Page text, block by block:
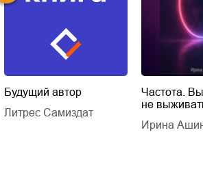
Будущий автор
Литрес Самиздат
Частота.
не
Ирина